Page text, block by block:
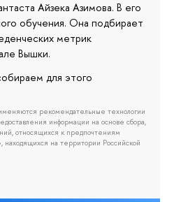
Айзека Азимова. В его
обучения. Она подбирает
метрик
Вышки.
для этого
рекомендательные технологии
информации на основе сбора,
относящихся к предпочтениям
на территории Российской